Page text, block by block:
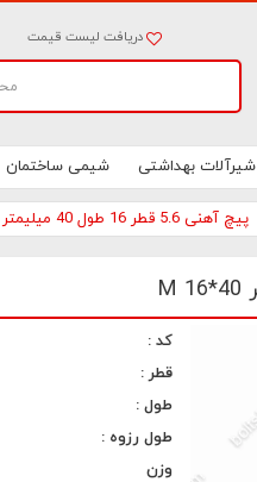
دریافت لیست قیمت
شیرآلات بهداشتی شیمی ساختمان
پیچ آهنی 5.6 قطر 16 طول 40 میلیمتر M 16*40
کد :
قطر :
طول :
طول رزوه :
وزن